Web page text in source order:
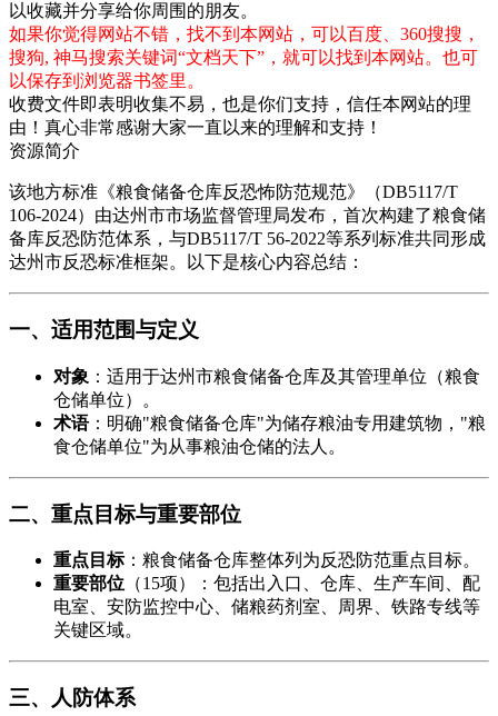
以收藏并分享给你周围的朋友。
如果你觉得网站不错，找不到本网站，可以百度、360搜搜，
搜狗, 神马搜索关键词“文档天下”，就可以找到本网站。也可
以保存到浏览器书签里。
收费文件即表明收集不易，也是你们支持，信任本网站的理
由！真心非常感谢大家一直以来的理解和支持！
资源简介
该地方标准《粮食储备仓库反恐怖防范规范》（DB5117/T
106-2024）由达州市市场监督管理局发布，首次构建了粮食储
备库反恐防范体系，与DB5117/T 56-2022等系列标准共同形成
达州市反恐标准框架。以下是核心内容总结：
一、适用范围与定义
对象 ​：适用于达州市粮食储备仓库及其管理单位（粮食
仓储单位）。
术语​：明确"粮食储备仓库"为储存粮油专用建筑物，"粮
食仓储单位"为从事粮油仓储的法人。
二、重点目标与重要部位
重点目标​：粮食储备仓库整体列为反恐防范重点目标。
重要部位 ​（15项）：包括出入口、仓库、生产车间、配
电室、安防监控中心、储粮药剂室、周界、铁路专线等
关键区域。
三、人防体系